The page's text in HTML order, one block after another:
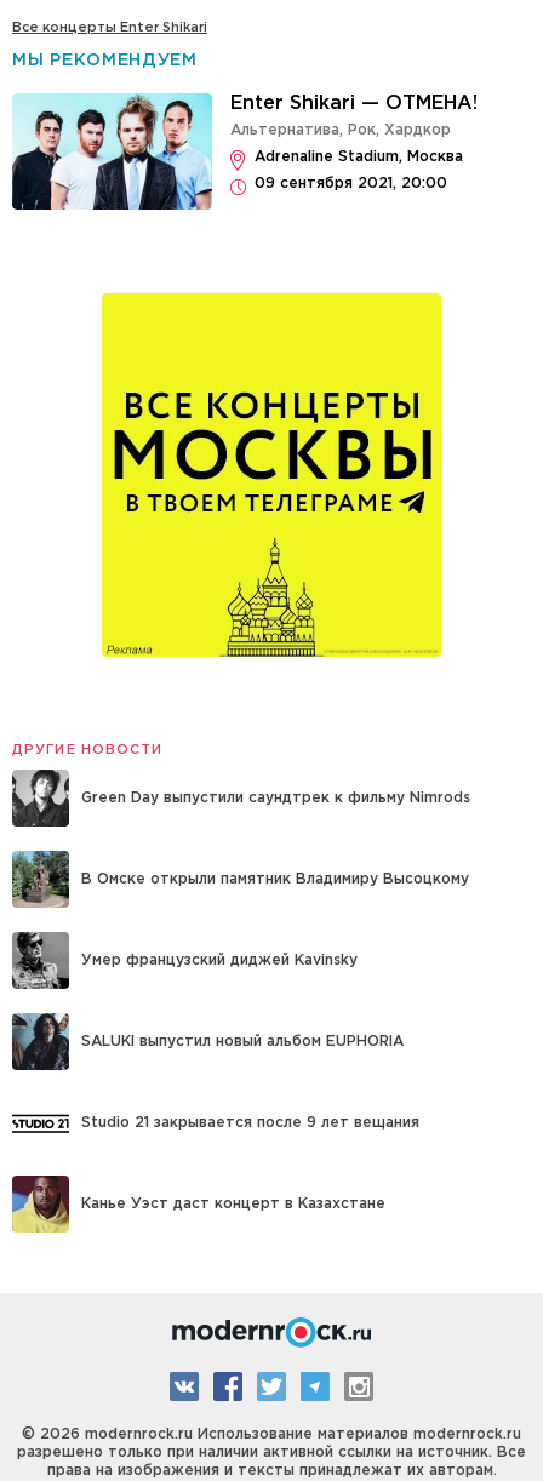
Все концерты Enter Shikari
МЫ РЕКОМЕНДУЕМ
Enter Shikari — ОТМЕНА!
Альтернатива, Рок, Хардкор
Adrenaline Stadium, Москва
09 сентября 2021, 20:00
ДРУГИЕ НОВОСТИ
Green Day выпустили саундтрек к фильму Nimrods
В Омске открыли памятник Владимиру Высоцкому
Умер французский диджей Kavinsky
SALUKI выпустил новый альбом EUPHORIA
Studio 21 закрывается после 9 лет вещания
Канье Уэст даст концерт в Казахстане
© 2026 modernrock.ru Использование материалов modernrock.ru
разрешено только при наличии активной ссылки на источник. Все
права на изображения и тексты принадлежат их авторам.